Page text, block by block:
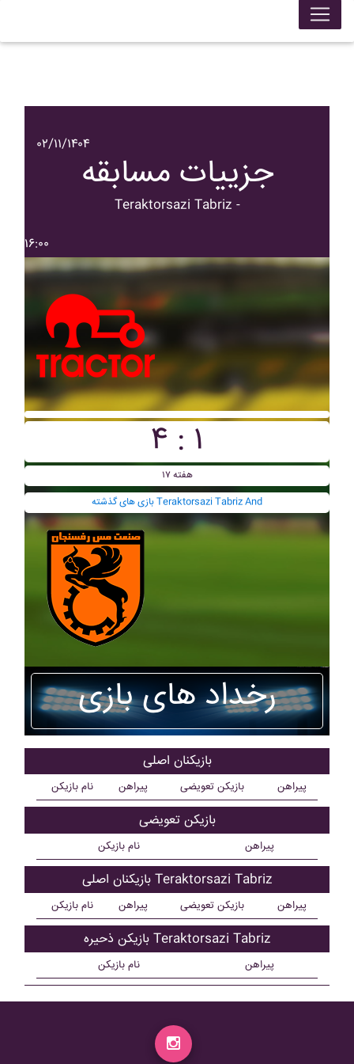
۰۲/۱۱/۱۴۰۴
جزییات مسابقه
Teraktorsazi Tabriz -
۱۶:۰۰
۴ : ۱
هفته ۱۷
بازی های گذشته Teraktorsazi Tabriz And
رخداد های بازی
بازیکنان اصلی
نام بازیکن پیراهن بازیکن تعویضی پیراهن
بازیکن تعویضی
نام بازیکن پیراهن
بازیکنان اصلی Teraktorsazi Tabriz
نام بازیکن پیراهن بازیکن تعویضی پیراهن
بازیکن ذحیره Teraktorsazi Tabriz
نام بازیکن پیراهن